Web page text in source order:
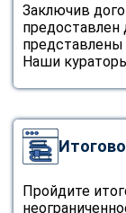
Заключив
предоставлен
Наши
Пройдите